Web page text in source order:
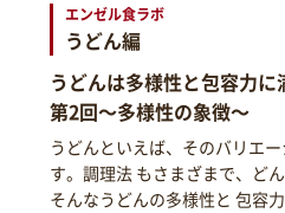
エンゼル食ラボ
うどん編
うどんは多様性と包容力に
第2回～多様性の象徴～
うどんといえば、そのバリエ
す。調理法 もさまざまで、ど
そんなうどんの多様性と 包容